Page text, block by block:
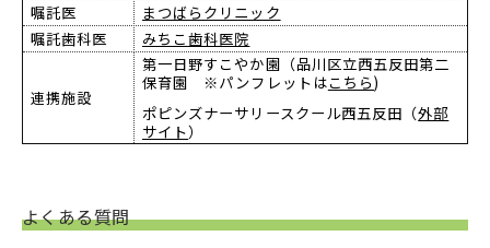
嘱託医
まつばらクリニック
嘱託歯科医
みちこ歯科医院
連携施設
第一日野すこやか園（品川区立西五反田第二
保育園 ※パンフレットはこちら)
ポピンズナーサリースクール西五反田（外部
サイト）
よくある質問